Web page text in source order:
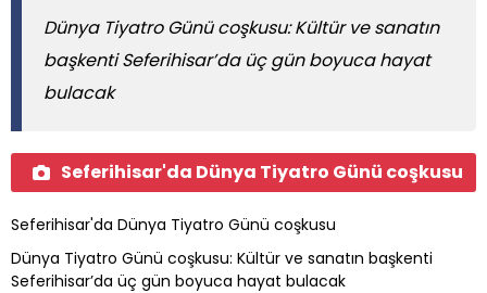
Dünya Tiyatro Günü coşkusu: Kültür ve sanatın
başkenti Seferihisar’da üç gün boyuca hayat
bulacak
Seferihisar'da Dünya Tiyatro Günü coşkusu
Seferihisar'da Dünya Tiyatro Günü coşkusu
Dünya Tiyatro Günü coşkusu: Kültür ve sanatın başkenti
Seferihisar’da üç gün boyuca hayat bulacak